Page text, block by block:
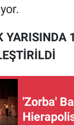
'Zorba'